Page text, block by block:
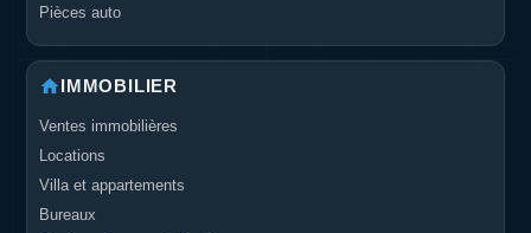
Pièces auto
IMMOBILIER
Ventes immobilières
Locations
Villa et appartements
Bureaux